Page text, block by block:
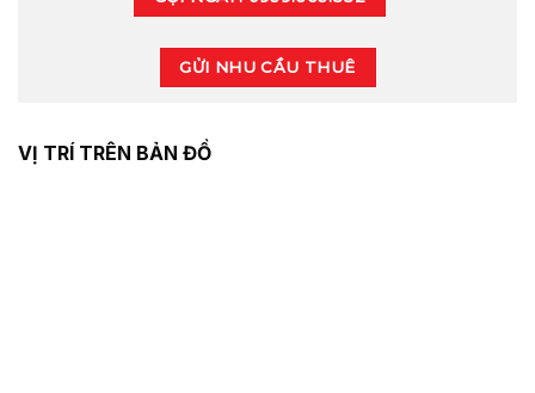
GỬI NHU CẦU THUÊ
VỊ TRÍ TRÊN BẢN ĐỒ